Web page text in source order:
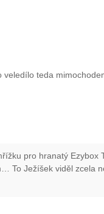
teda
pro hranatý Ezybox
To Ježíšek viděl zcela